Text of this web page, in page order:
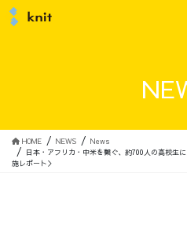
HOME NEWS
News
日本・アフリカ・中米を繋ぐ、約700人の高校生
施レポート＞